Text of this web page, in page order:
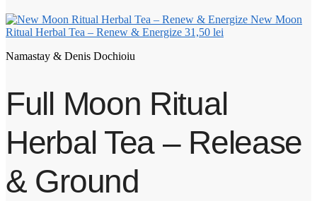
New Moon
Ritual Herbal Tea – Renew & Energize 31,50 lei
Namastay & Denis Dochioiu
Full Moon Ritual
Herbal Tea – Release
& Ground